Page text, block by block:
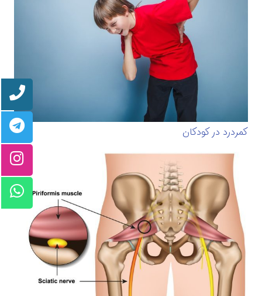
کمردرد در کودکان